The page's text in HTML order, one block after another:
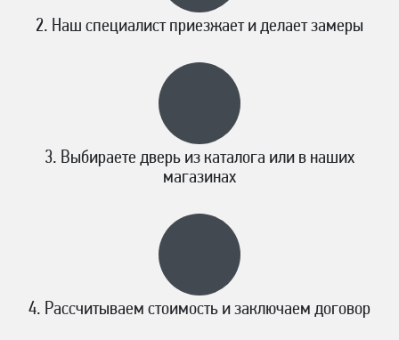
Наш специалист приезжает и делает замеры
Выбираете дверь из каталога или в наших
магазинах
Рассчитываем стоимость и заключаем договор